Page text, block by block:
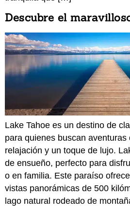
Descubre el
Lake Tahoe es un destino de
para quienes buscan aventuras
relajación y un toque de lujo.
de ensueño, perfecto para
o en familia. Este paraíso
vistas panorámicas de 500
lago natural rodeado de